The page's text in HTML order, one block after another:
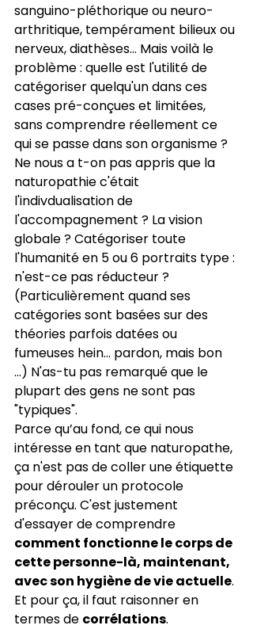
sanguino-pléthorique ou neuro-
arthritique, tempérament bilieux ou
nerveux, diathèses… Mais voilà le
problème : quelle est l'utilité de
catégoriser quelqu'un dans ces
cases pré-conçues et limitées,
sans comprendre réellement ce
qui se passe dans son organisme ?
Ne nous a t-on pas appris que la
naturopathie c'était
l'indivdualisation de
l'accompagnement ? La vision
globale ? Catégoriser toute
l'humanité en 5 ou 6 portraits type :
n'est-ce pas réducteur ?
(Particulièrement quand ses
catégories sont basées sur des
théories parfois datées ou
fumeuses hein... pardon, mais bon
...) N'as-tu pas remarqué que le
plupart des gens ne sont pas
"typiques".
Parce qu’au fond, ce qui nous
intéresse en tant que naturopathe,
ça n'est pas de coller une étiquette
pour dérouler un protocole
préconçu. C'est justement
d'essayer de comprendre
comment fonctionne le corps de
cette personne-là, maintenant,
avec son hygiène de vie actuelle.
Et pour ça, il faut raisonner en
termes de corrélations.